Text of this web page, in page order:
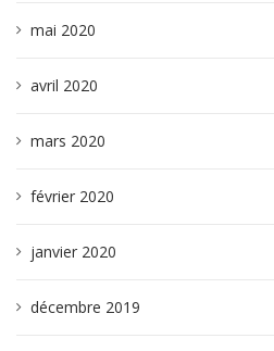
mai 2020
avril 2020
mars 2020
février 2020
janvier 2020
décembre 2019